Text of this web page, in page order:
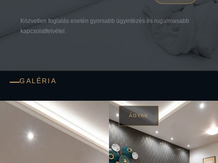
Közvetlen foglalás esetén gyorsabb ügyintézés és rugalmasabb
kapcsolatfelvétel.
GALÉRIA
ÁGYAK